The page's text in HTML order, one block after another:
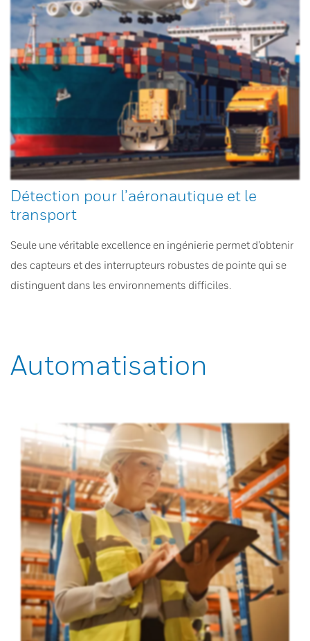
Détection pour l’aéronautique et le
transport
Seule une véritable excellence en ingénierie permet d’obtenir
des capteurs et des interrupteurs robustes de pointe qui se
distinguent dans les environnements difficiles.
Automatisation